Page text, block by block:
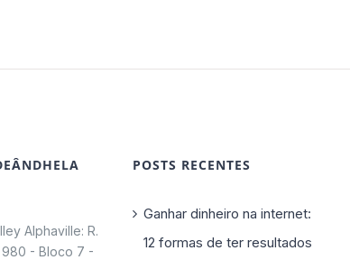
Alphaville: R.
- Bloco 7 -
POSTS RECENTES
Ganhar dinheiro na internet:
12 formas de ter resultados